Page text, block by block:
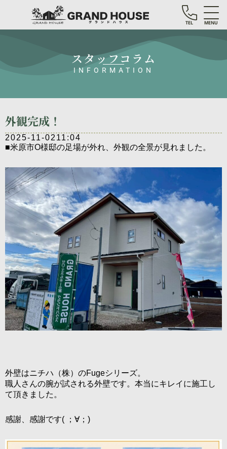
TEL MENU
スタッフコラム
INFORMATION
外観完成！
2025-11-02 11:04
■米原市O様邸の足場が外れ、外観の全景が見れました。
外壁はニチハ（株）のFugeシリーズ。
職人さんの腕が試される外壁です。本当にキレイに施工し
て頂きました。
感謝、感謝です( ；∀；)